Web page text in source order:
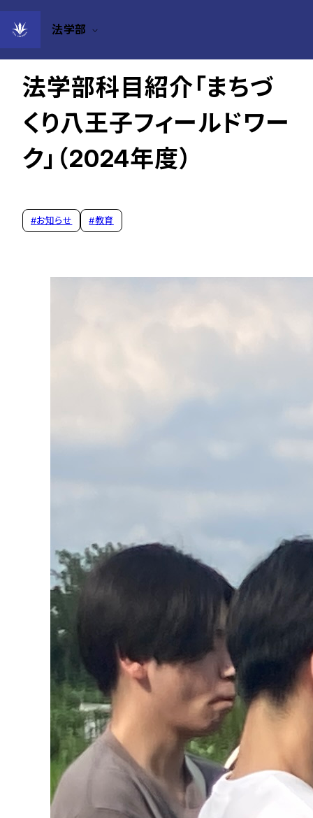
法学部
2024年11月28日
法学部科目紹介「まちづ
くり八王子フィールドワー
ク」（2024年度）
#お知らせ #教育